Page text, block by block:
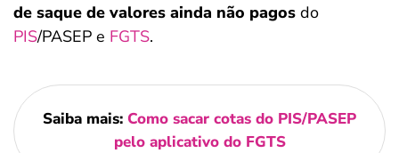
de saque de valores ainda não pagos do
PIS/PASEP e FGTS.
Saiba mais: Como sacar cotas do PIS/PASEP
pelo aplicativo do FGTS